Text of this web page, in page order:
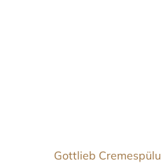
Gottlieb